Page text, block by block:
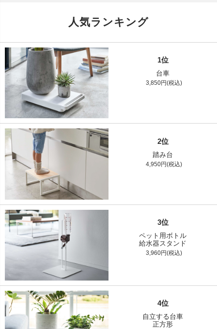
人気ランキング
1位
台車
3,850円(税込)
2位
踏み台
4,950円(税込)
3位
ペット用ボトル
給水器スタンド
3,960円(税込)
4位
自立する台車
正方形